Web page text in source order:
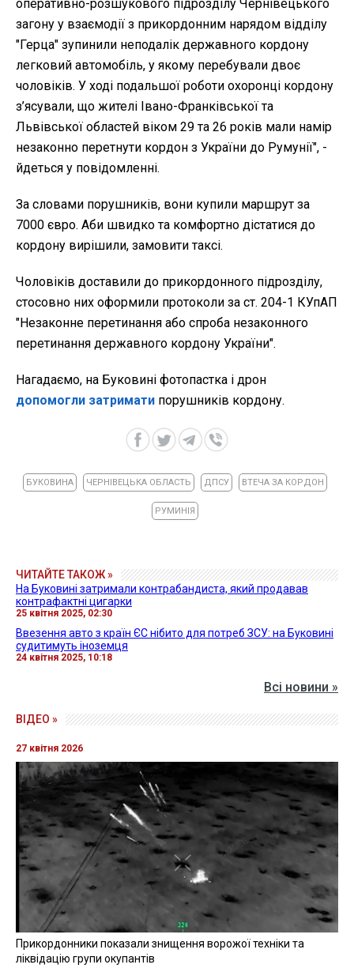
оперативно-розшукового підрозділу Чернівецького
загону у взаємодії з прикордонним нарядом відділу
"Герца" зупинили неподалік державного кордону
легковий автомобіль, у якому перебували двоє
чоловіків. У ході подальшої роботи охоронці кордону
з’ясували, що жителі Івано-Франківської та
Львівської областей віком 29 та 26 років мали намір
незаконно перетнути кордон з України до Румунії", -
йдеться у повідомленні.
За словами порушників, вони купили маршрут за
7000 євро. Аби швидко та комфортно дістатися до
кордону вирішили, замовити таксі.
Чоловіків доставили до прикордонного підрозділу,
стосовно них оформили протоколи за ст. 204-1 КУпАП
"Незаконне перетинання або спроба незаконного
перетинання державного кордону України".
Нагадаємо, на Буковині фотопастка і дрон
допомогли затримати порушників кордону.
БУКОВИНА ЧЕРНІВЕЦЬКА ОБЛАСТЬ ДПСУ ВТЕЧА ЗА КОРДОН
РУМИНІЯ
ЧИТАЙТЕ ТАКОЖ »
На Буковині затримали контрабандиста, який продавав
контрафактні цигарки
25 квітня 2025, 02:30
Ввезення авто з країн ЄС нібито для потреб ЗСУ: на Буковині
судитимуть іноземця
24 квітня 2025, 10:18
Всі новини »
ВІДЕО »
27 квітня 2026
Прикордонники показали знищення ворожої техніки та
ліквідацію групи окупантів